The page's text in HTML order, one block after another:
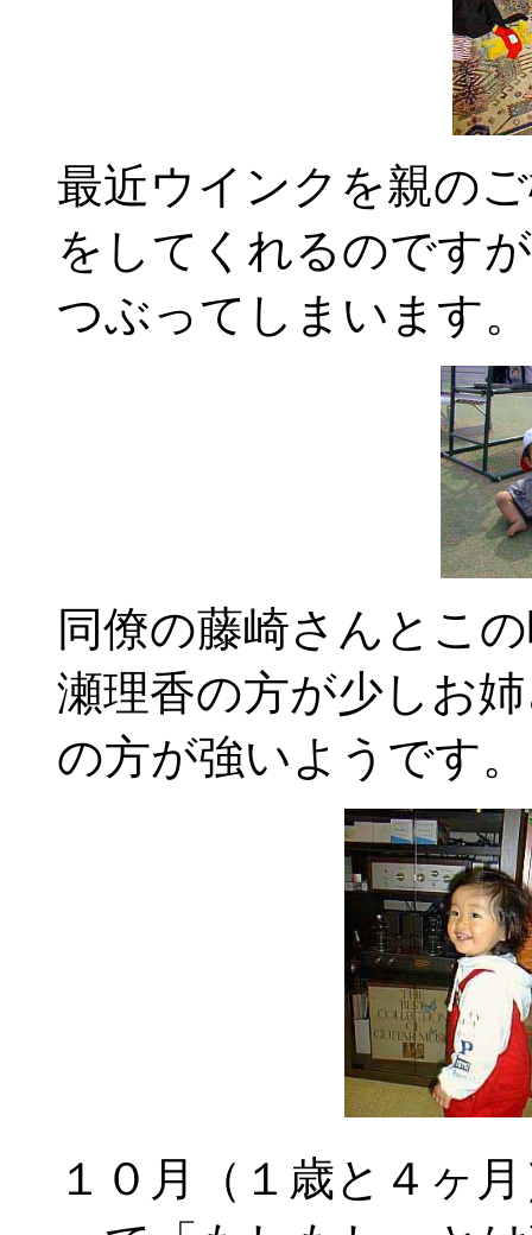
最近ウインクを親の
をしてくれるのです
つぶってしまいます。
同僚の藤崎さんとこ
瀬理香の方が少しお
の方が強いようです。
１０月（１歳と４ヶ